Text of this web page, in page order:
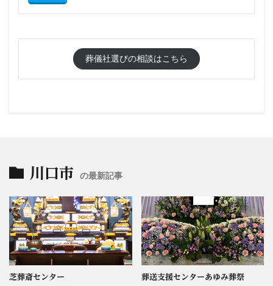
葬儀社選びの相談はこちら
川口市 の最新記事
芝葬斎センター 葬送支援センターあゆみ葬祭